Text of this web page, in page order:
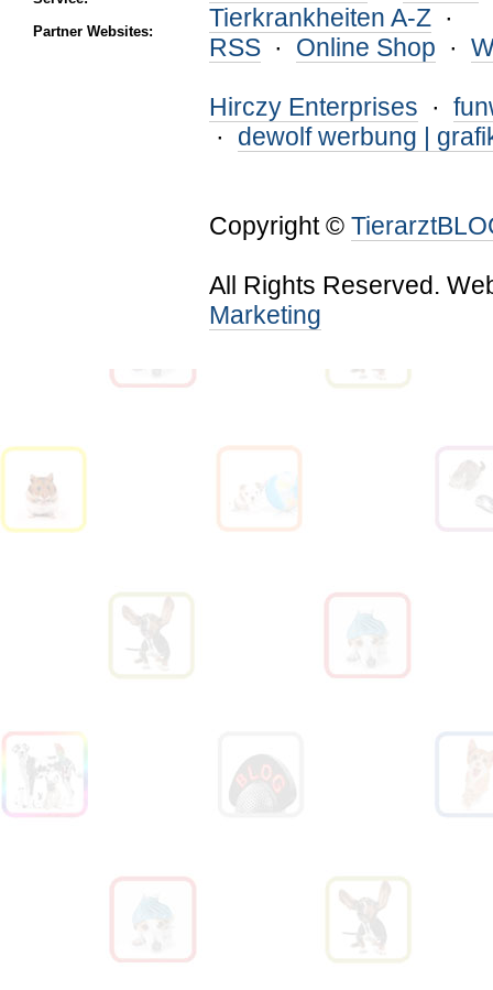
Partner Websites:
Tierkrankheiten A-Z ·
RSS · Online Shop ·
Hirczy Enterprises ·
· dewolf werbung |
Copyright ©
All Rights Reserved.
Marketing